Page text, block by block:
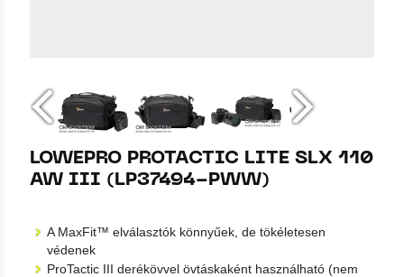
LOWEPRO PROTACTIC LITE SLX 110
AW III (LP37494-PWW)
A MaxFit™ elválasztók könnyűek, de tökéletesen
védenek
ProTactic III derékövvel övtáskaként használható (nem